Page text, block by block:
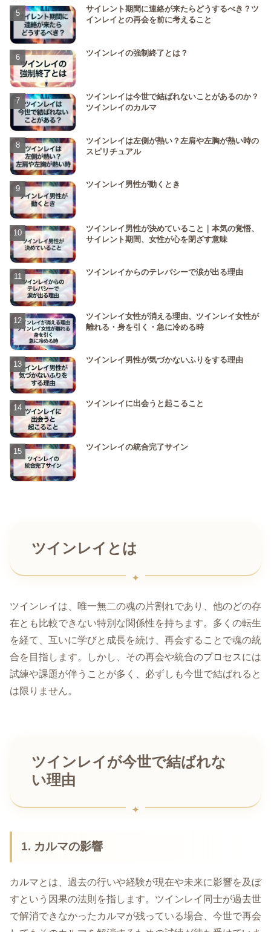
サイレント期間に連絡が来たらどうするべき？ツ
インレイとの再会を前に考えること
ツインレイの強制終了とは？
ツインレイは今世で結ばれないことがあるのか？
ツインレイのカルマ
ツインレイは左側が熱い？左肩や左胸が熱い時の
スピリチュアル
ツインレイ男性が動くとき
ツインレイ男性が決めていること｜本気の覚悟、
サイレント期間、女性が心を閉ざす意味
ツインレイからのテレパシーで涙が出る理由
ツインレイ女性が消える理由、ツインレイ女性が
離れる・身を引く・急に冷める時
ツインレイ男性が気づかないふりをする理由
ツインレイに出会うと起こること
ツインレイの統合完了サイン
ツインレイとは
ツインレイは、唯一無二の魂の片割れであり、他のどの存
在とも比較できない特別な関係性を持ちます。多くの転生
を経て、互いに学びと成長を続け、再会することで魂の統
合を目指します。しかし、その再会や統合のプロセスには
試練や課題が伴うことが多く、必ずしも今世で結ばれると
は限りません。
ツインレイが今世で結ばれな
い理由
1. カルマの影響
カルマとは、過去の行いや経験が現在や未来に影響を及ぼ
すという因果の法則を指します。ツインレイ同士が過去世
で解消できなかったカルマが残っている場合、今世で再会